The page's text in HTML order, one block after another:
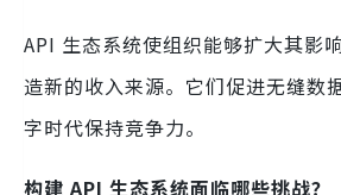
API 生态系统使组织能够扩大其影
造新的收入来源。它们促进无缝数
字时代保持竞争力。
构建 API 生态系统面临哪些挑战？